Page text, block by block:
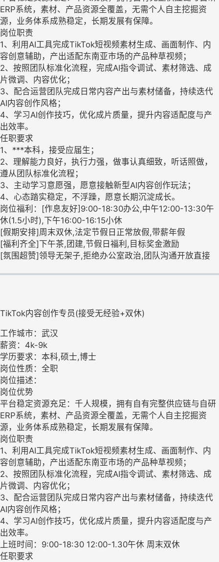
ERP系统，素材、产品资源全覆盖，无需个人自主挖掘资
源，业务体系成熟稳定，长期发展有保障。
岗位职责
1、利用AI工具完成TikTok短视频素材生成、画面制作、内
容创意辅助，产出适配东南亚市场的产品种草视频；
2、按照团队标准化流程，完成AI指令调试、素材筛选、成
片微调、内容优化；
3、配合运营团队完成日常内容产出与素材储备，持续迭代
AI内容创作风格；
4、学习AI创作技巧，优化成片质量，提升内容适配度与产
出效率。
任职要求
1、***本科，接受应届生；
2、理解能力良好，执行力强，做事认真细致，听话照做，
遵从团队标准化流程；
3、主动学习意愿强，愿意接触新型AI内容创作玩法；
4、心态踏实稳定，不浮躁，愿意长期沉淀成长。
岗位福利：[作息友好]9:00-18:30办公,中午12:00-13:30午
休(1.5小时),下午16:00-16:15小休
[假期安排]周末双休,法定节假日正常放假,带薪年假
[福利齐全]下午茶,团建,节假日福利,目标奖金激励
[氛围超赞]领导无架子,拒绝办公室政治,团队沟通开放直接
TikTok内容创作专员(接受无经验+双休)
工作城市：武汉
薪资：4k-9k
学历要求：本科,硕士,博士
岗位性质：全职
岗位描述：
岗位优势
平台稳定资源充足：千人规模，拥有自有完整供应链与自研
ERP系统，素材、产品资源全覆盖，无需个人自主挖掘资
源，业务体系成熟稳定，长期发展有保障。
岗位职责
1、利用AI工具完成TikTok短视频素材生成、画面制作、内
容创意辅助，产出适配东南亚市场的产品种草视频；
2、按照团队标准化流程，完成AI指令调试、素材筛选、成
片微调、内容优化；
3、配合运营团队完成日常内容产出与素材储备，持续迭代
AI内容创作风格；
4、学习AI创作技巧，优化成片质量，提升内容适配度与产
出效率。
上班时间：9:00-18:30 12:00-1.30午休 周末双休
任职要求